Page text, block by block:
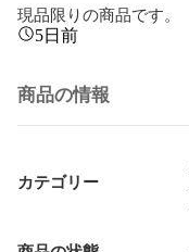
現品限りの商品です。
5日前
商品の情報
カテゴリー